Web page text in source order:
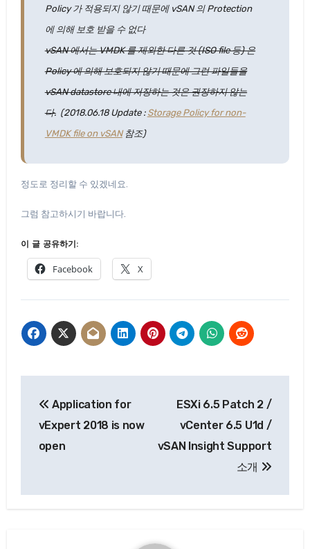
Policy 가 적용되지 않기 때문에 vSAN 의 Protection
에 의해 보호 받을 수 없다
vSAN 에서는 VMDK 를 제외한 다른 것 (ISO file 등) 은
Policy 에 의해 보호되지 않기 때문에 그런 파일들을
vSAN datastore 내에 저장하는 것은 권장하지 않는
다. (2018.06.18 Update : Storage Policy for non-
VMDK file on vSAN참조)
정도로 정리할 수 있겠네요.
그럼 참고하시기 바랍니다.
이 글 공유하기:
Facebook X
탐
색
Application for
vExpert 2018 is now
open
ESXi 6.5 Patch 2 /
vCenter 6.5 U1d /
vSAN Insight Support
소개